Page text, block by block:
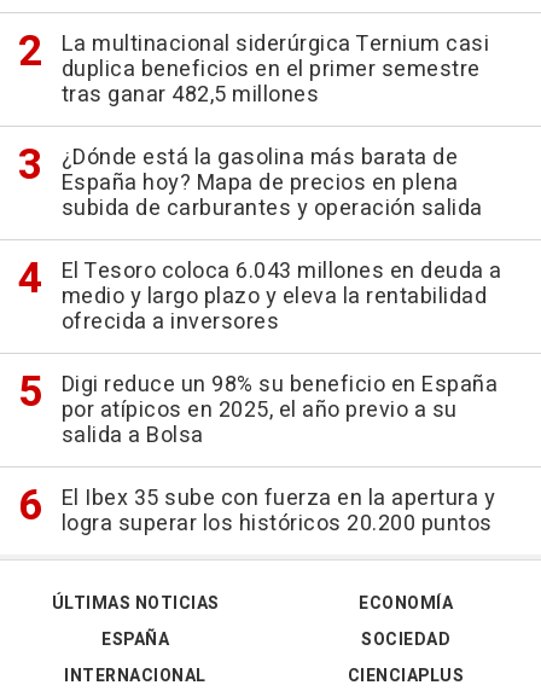
La multinacional siderúrgica Ternium casi
duplica beneficios en el primer semestre
tras ganar 482,5 millones
¿Dónde está la gasolina más barata de
España hoy? Mapa de precios en plena
subida de carburantes y operación salida
El Tesoro coloca 6.043 millones en deuda a
medio y largo plazo y eleva la rentabilidad
ofrecida a inversores
Digi reduce un 98% su beneficio en España
por atípicos en 2025, el año previo a su
salida a Bolsa
El Ibex 35 sube con fuerza en la apertura y
logra superar los históricos 20.200 puntos
ÚLTIMAS NOTICIAS
ESPAÑA
INTERNACIONAL
ECONOMÍA
SOCIEDAD
CIENCIAPLUS